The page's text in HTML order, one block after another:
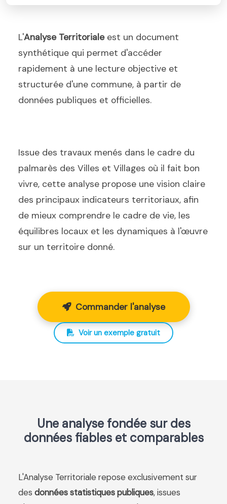
L'Analyse Territorialeest un document
synthétique qui permet d'accéder
rapidement à une lecture objective et
structurée d'une commune, à partir de
données publiques et officielles.
Issue des travaux menés dans le cadre du
palmarès des Villes et Villages où il fait bon
vivre, cette analyse propose une vision claire
des principaux indicateurs territoriaux, afin
de mieux comprendre le cadre de vie, les
équilibres locaux et les dynamiques à l'œuvre
sur un territoire donné.
Commander l'analyse
Voir un exemple gratuit
Une analyse fondée sur des
données fiables et comparables
L'Analyse Territoriale repose exclusivement sur
des données statistiques publiques, issues